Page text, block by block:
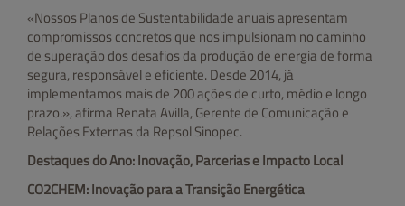
«Nossos Planos de Sustentabilidade anuais apresentam
compromissos concretos que nos impulsionam no caminho
de superação dos desafios da produção de energia de forma
segura, responsável e eficiente. Desde 2014, já
implementamos mais de 200 ações de curto, médio e longo
prazo.», afirma Renata Avilla, Gerente de Comunicação e
Relações Externas da Repsol Sinopec.
Destaques do Ano: Inovação, Parcerias e Impacto Local
CO2CHEM: Inovação para a Transição Energética